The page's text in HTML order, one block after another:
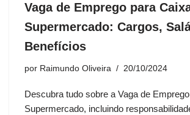
Vaga de Emprego para
Supermercado: Cargos,
Benefícios
por Raimundo Oliveira 20/10/2024
Descubra tudo sobre a Vaga de
Supermercado, incluindo